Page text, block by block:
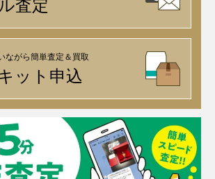
査定
ながら簡単査定＆買取
ット申込